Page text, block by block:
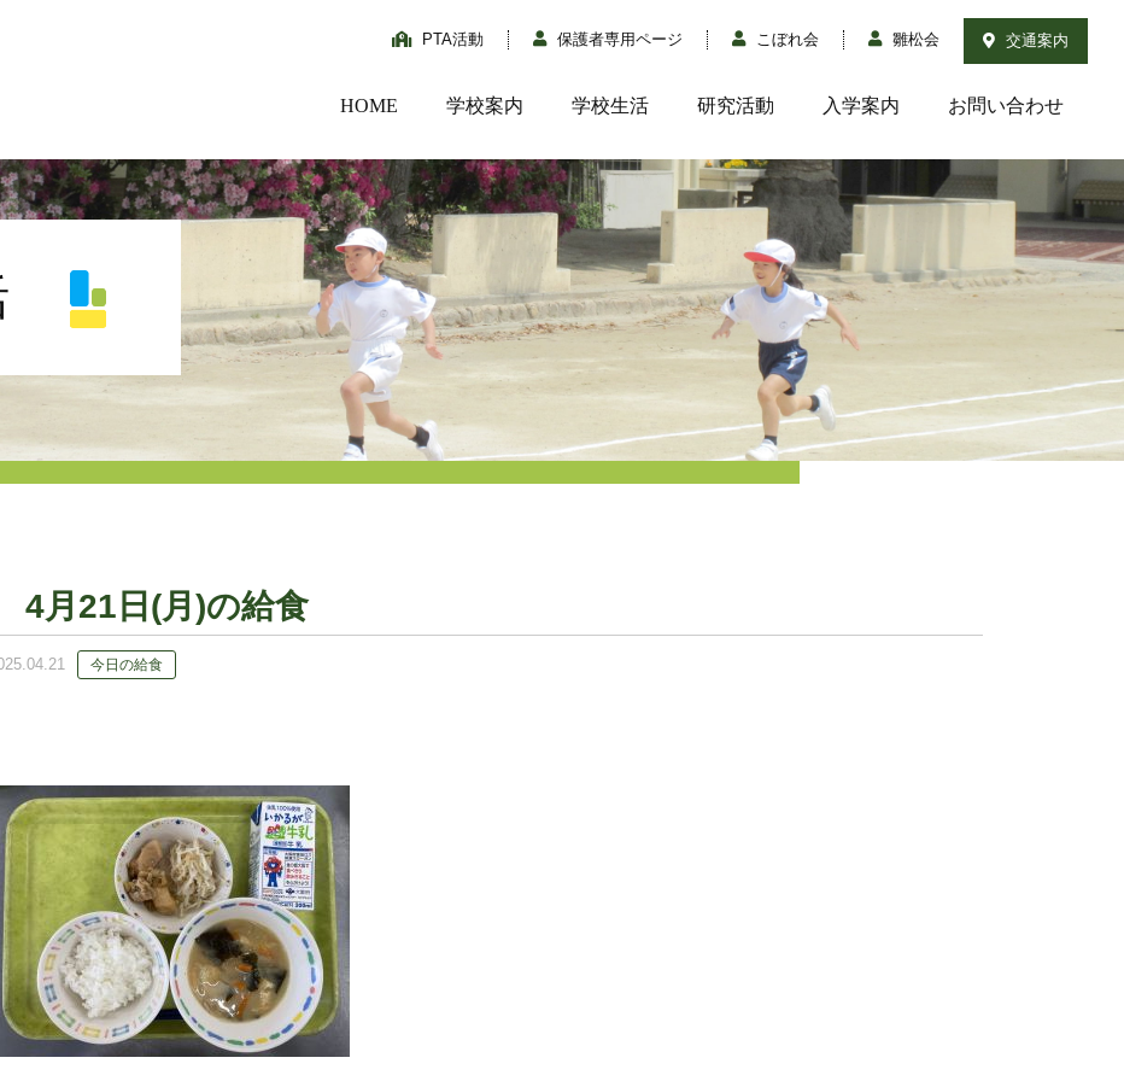
PTA活動 保護者専用ページ こぼれ会 雛松会 交通案内
HOME 学校案内 学校生活 研究活動 入学案内 お問い合わせ
4月21日(月)の給食
今日の給食